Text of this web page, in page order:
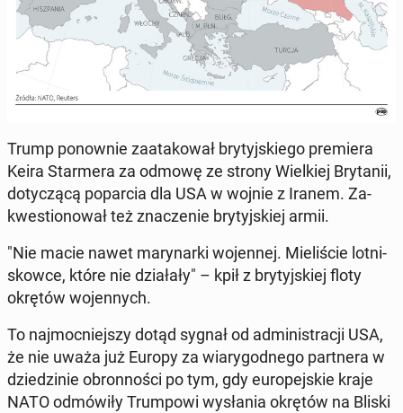
Trump po­now­nie za­ata­ko­wał bry­tyj­skie­go pre­mie­ra
Keira Star­me­ra za odmowę ze strony Wiel­kiej Bry­ta­nii,
do­ty­czą­cą po­par­cia dla USA w wojnie z Iranem. Za­
kwe­stio­no­wał też zna­cze­nie bry­tyj­skiej armii.
"Nie macie nawet ma­ry­nar­ki wo­jen­nej. Mie­li­ście lot­ni­
skow­ce, które nie dzia­ła­ły" – kpił z bry­tyj­skiej floty
okrętów wo­jen­nych.
To naj­moc­niej­szy dotąd sygnał od ad­mi­ni­stra­cji USA,
że nie uważa już Europy za wia­ry­god­ne­go part­ne­ra w
dzie­dzi­nie obron­no­ści po tym, gdy eu­ro­pej­skie kraje
NATO od­mó­wi­ły Trum­po­wi wy­sła­nia okrętów na Bliski